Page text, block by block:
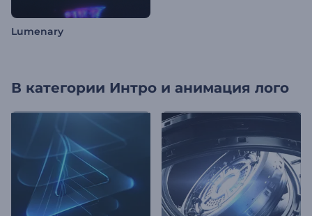
Lumenary
В категории Интро и анимация лого